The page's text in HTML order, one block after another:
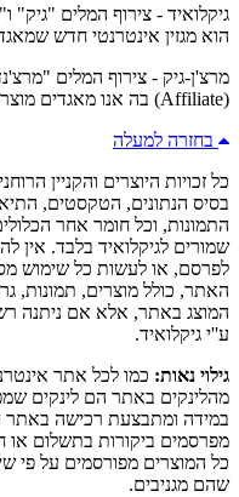
גיקלואיד - צירוף המלים "גיק"
הוא מגזין אינטרנטי חדש
מרצ'ן-גיק - צירוף המלים
(Affiliate) בה אנו מאגדים מוצרים מגניבים מרחבי הרשת.
בחזרה למעלה
כל זכויות היוצרים והקניין
בסיס הנתונים, הטקסטים,
התמונות, וכל חומר אחר
שמורים לגיקלואיד בלבד. אין
לפרסם, או לעשות כל שימוש
האתר, כולל מוצרים, תמונות,
המוצג באתר, אלא אם ניתנה
ע''י גיקלואיד.
גילוי נאות: כמו לכל אתר
מהלינקים באתר הם לינקים
במידה ומתבצעת רכישה באתר
מפרסמים ביקורות בתשלום או
כל המוצרים מפורסמים על פי
שהם מגניבים.